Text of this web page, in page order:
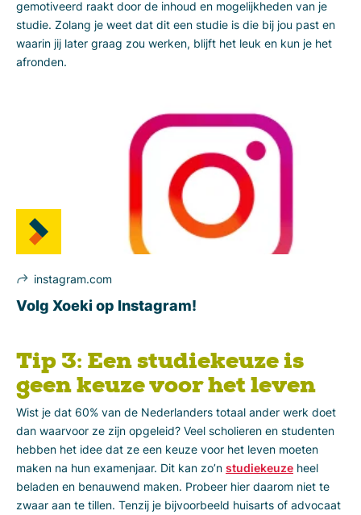
gemotiveerd raakt door de inhoud en mogelijkheden van je
studie. Zolang je weet dat dit een studie is die bij jou past en
waarin jij later graag zou werken, blijft het leuk en kun je het
afronden.
instagram.com
Volg Xoeki op Instagram!
Tip 3: Een studiekeuze is
geen keuze voor het leven
Wist je dat 60% van de Nederlanders totaal ander werk doet
dan waarvoor ze zijn opgeleid? Veel scholieren en studenten
hebben het idee dat ze een keuze voor het leven moeten
maken na hun examenjaar. Dit kan zo’n studiekeuze heel
beladen en benauwend maken. Probeer hier daarom niet te
zwaar aan te tillen. Tenzij je bijvoorbeeld huisarts of advocaat